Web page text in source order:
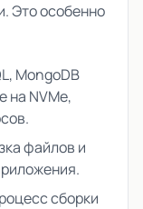
Это особенно
MongoDB
на NVMe,
файлов и
сборки